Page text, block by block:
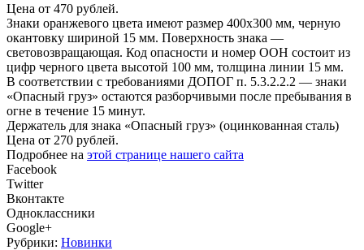
Цена от 470 рублей.
Знаки оранжевого цвета имеют размер 400х300 мм, черную
окантовку шириной 15 мм. Поверхность знака —
световозвращающая. Код опасности и номер ООН состоит из
цифр черного цвета высотой 100 мм, толщина линии 15 мм.
В соответствии с требованиями ДОПОГ п. 5.3.2.2.2 — знаки
«Опасный груз» остаются разборчивыми после пребывания в
огне в течение 15 минут.
Держатель для знака «Опасный груз» (оцинкованная сталь)
Цена от 270 рублей.
Подробнее на этой странице нашего сайта
Facebook
Twitter
Вконтакте
Одноклассники
Google+
Рубрики: Новинки